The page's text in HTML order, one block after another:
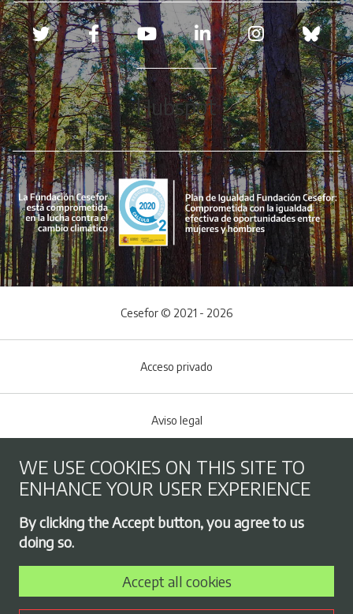
Redes sociales
Hubspot
Footer menu
Cesefor © 2021 - 2026
Acceso privado
Aviso legal
Cookies policy
Privacy Policy
Employment exchange
WE USE COOKIES ON THIS SITE TO
ENHANCE YOUR USER EXPERIENCE
By clicking the Accept button, you agree to us
doing so.
Accept all cookies